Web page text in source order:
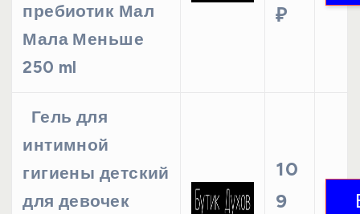
пребиотик Мал
Мала Меньше
250 ml
₽
Гель для
интимной
гигиены детский
для девочек
10
9